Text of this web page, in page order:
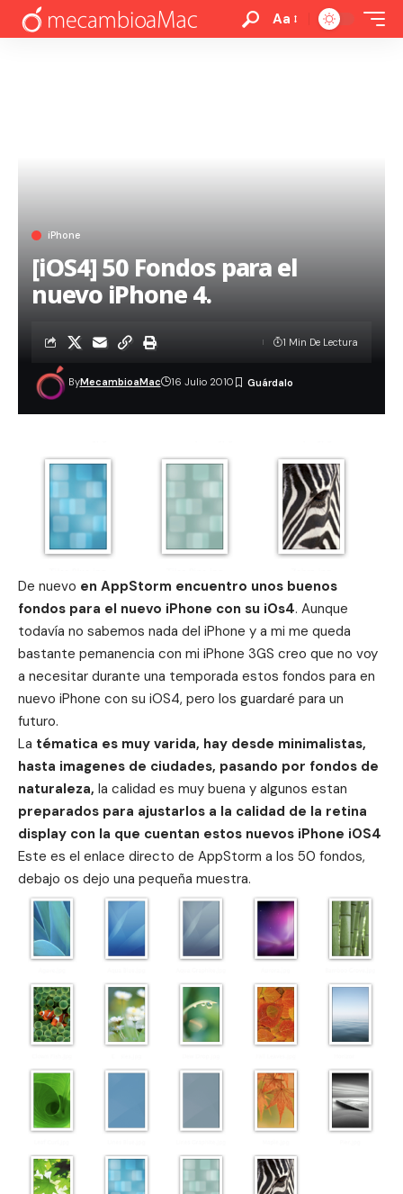
Aa
iPhone
[iOS4] 50 Fondos para el
nuevo iPhone 4.
ByMecambioaMac 16 Julio 2010
1 Min De Lectura
De nuevo en AppStorm encuentro unos buenos
fondos para el nuevo iPhone con su iOs4. Aunque
todavía no sabemos nada del iPhone y a mi me queda
bastante pemanencia con mi iPhone 3GS creo que no voy
a necesitar durante una temporada estos fondos para en
nuevo iPhone con su iOS4, pero los guardaré para un
futuro.
La tématica es muy varida, hay desde minimalistas,
hasta imagenes de ciudades, pasando por fondos de
naturaleza, la calidad es muy buena y algunos estan
preparados para ajustarlos a la calidad de la retina
display con la que cuentan estos nuevos iPhone iOS4
Este es el enlace directo de AppStorm a los 50 fondos,
debajo os dejo una pequeña muestra.